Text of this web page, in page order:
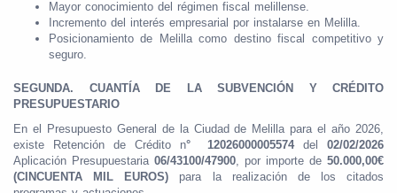
Mayor conocimiento del régimen fiscal melillense.
Incremento del interés empresarial por instalarse en Melilla.
Posicionamiento de Melilla como destino fiscal competitivo y
seguro.
SEGUNDA. CUANTÍA DE LA SUBVENCIÓN Y CRÉDITO
PRESUPUESTARIO
En el Presupuesto General de la Ciudad de Melilla para el año 2026,
existe Retención de Crédito n° 12026000005574del
02/02/2026
Aplicación Presupuestaria 06/43100/47900, por importe de 50.000,00€
(CINCUENTA MIL EUROS)
para la realización de los citados